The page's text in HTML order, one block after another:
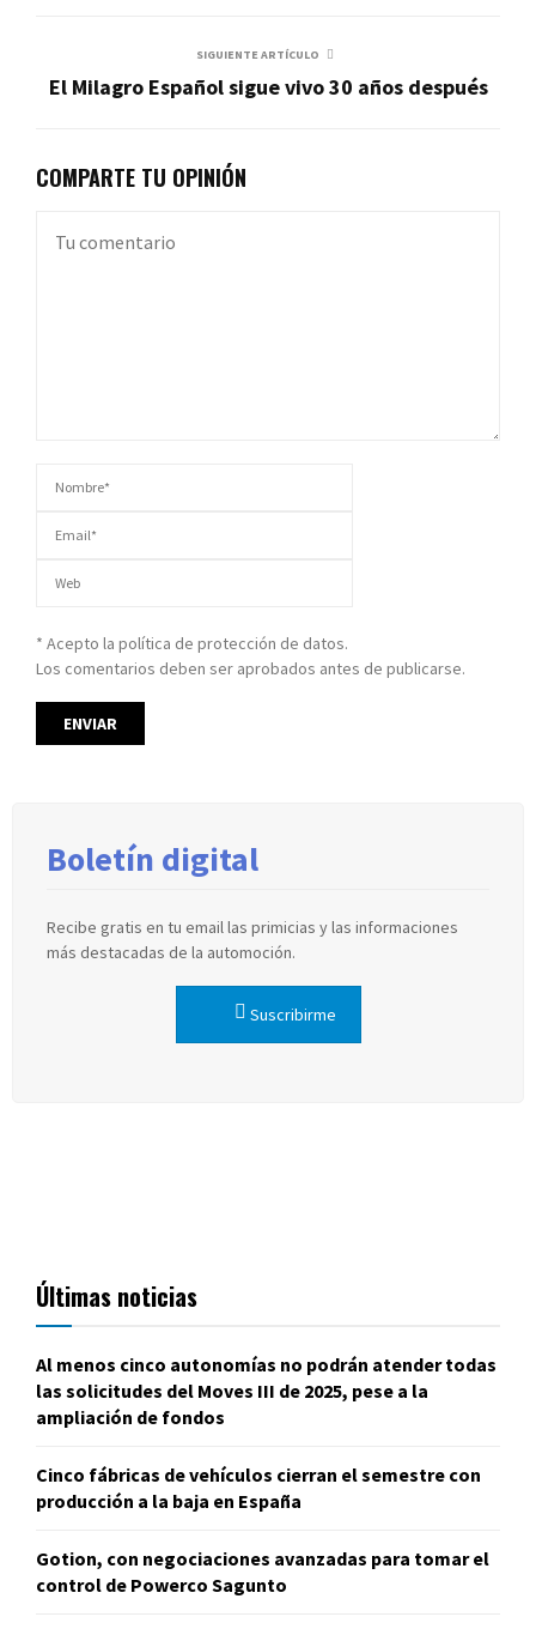
SIGUIENTE ARTÍCULO
El Milagro Español sigue vivo 30 años después
COMPARTE TU OPINIÓN
* Acepto la política de protección de datos.
Los comentarios deben ser aprobados antes de publicarse.
Boletín digital
Recibe gratis en tu email las primicias y las informaciones
más destacadas de la automoción.
Suscribirme
Últimas noticias
Al menos cinco autonomías no podrán atender todas
las solicitudes del Moves III de 2025, pese a la
ampliación de fondos
Cinco fábricas de vehículos cierran el semestre con
producción a la baja en España
Gotion, con negociaciones avanzadas para tomar el
control de Powerco Sagunto